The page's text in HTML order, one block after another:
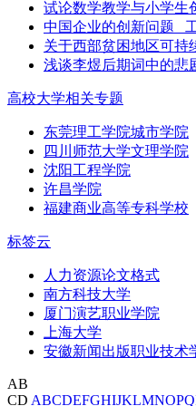
试论数学教学与小学生
中国企业的创新问题 _
关于西部贫困地区可持
浅谈李煜后期词中的悲
高校大学相关专题
东莞理工学院城市学院
四川师范大学文理学院
沈阳工程学院
许昌学院
福建商业高等专科学校
标签云
人力资源论文格式
南方科技大学
厦门演艺职业学院
上海大学
安徽新闻出版职业技术
AB
CD ABCDEFGHIJKLMNOPQ